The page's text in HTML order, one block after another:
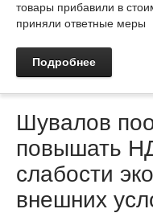
товары прибавили в
приняли ответные меры
Подробнее
Шувалов
повышать
слабости
внешних